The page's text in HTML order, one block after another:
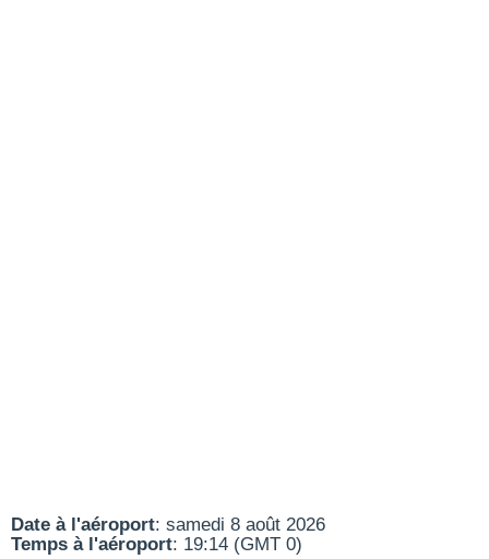
Date à l'aéroport: samedi 8 août 2026
Temps à l'aéroport: 19:14 (GMT 0)